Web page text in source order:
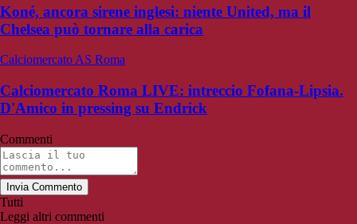
Koné, ancora sirene inglesi: niente United, ma il
Chelsea può tornare alla carica
Calciomercato AS Roma
Calciomercato Roma LIVE: intreccio Fofana-Lipsia.
D'Amico in pressing su Endrick
Commenti
Invia Commento
Tutti
Leggi altri commenti